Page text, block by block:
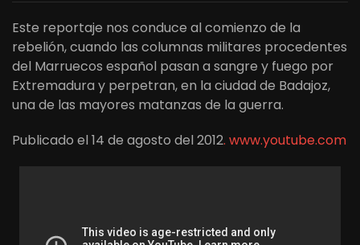
Este reportaje nos conduce al comienzo de la
rebelión, cuando las columnas militares procedentes
del Marruecos español pasan a sangre y fuego por
Extremadura y perpetran, en la ciudad de Badajoz,
una de las mayores matanzas de la guerra.
Publicado el 14 de agosto del 2012. www.youtube.com